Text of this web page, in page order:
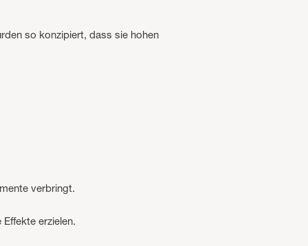
so konzipiert, dass sie hohen
verbringt.
erzielen.